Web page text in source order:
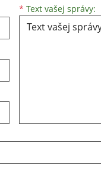
* Text vašej správy: